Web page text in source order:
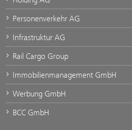
Personenverkehr AG
Infrastruktur AG
Rail Cargo Group
Immobilienmanagement GmbH
Werbung GmbH
BCC GmbH